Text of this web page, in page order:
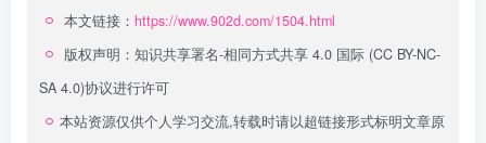
本文链接： https://www.902d.com/1504.html
版权声明： 知识共享署名-相同方式共享 4.0 国际 (CC BY-NC-
SA 4.0)协议进行许可
本站资源仅供个人学习交流,转载时请以超链接形式标明文章原